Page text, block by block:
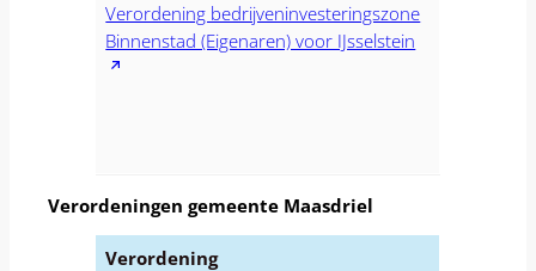
Verordening bedrijveninvesteringszone
Binnenstad (Eigenaren) voor IJsselstein
Verordeningen gemeente Maasdriel
Verordening